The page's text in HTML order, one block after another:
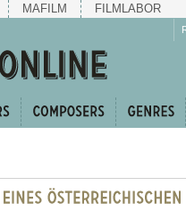
MAFILM FILMLABOR